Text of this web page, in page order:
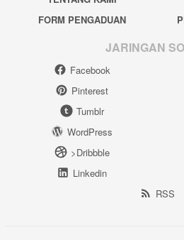
FORM PENGADUAN
JARINGAN
Facebook
Pinterest
Tumblr
WordPress
>Dribbble
Linkedin
RSS